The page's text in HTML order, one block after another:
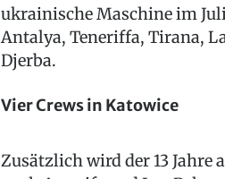
ukrainische Maschine im
Antalya, Teneriffa, Tirana,
Djerba.
Vier Crews in Katowice
Zusätzlich wird der 13 Jahre